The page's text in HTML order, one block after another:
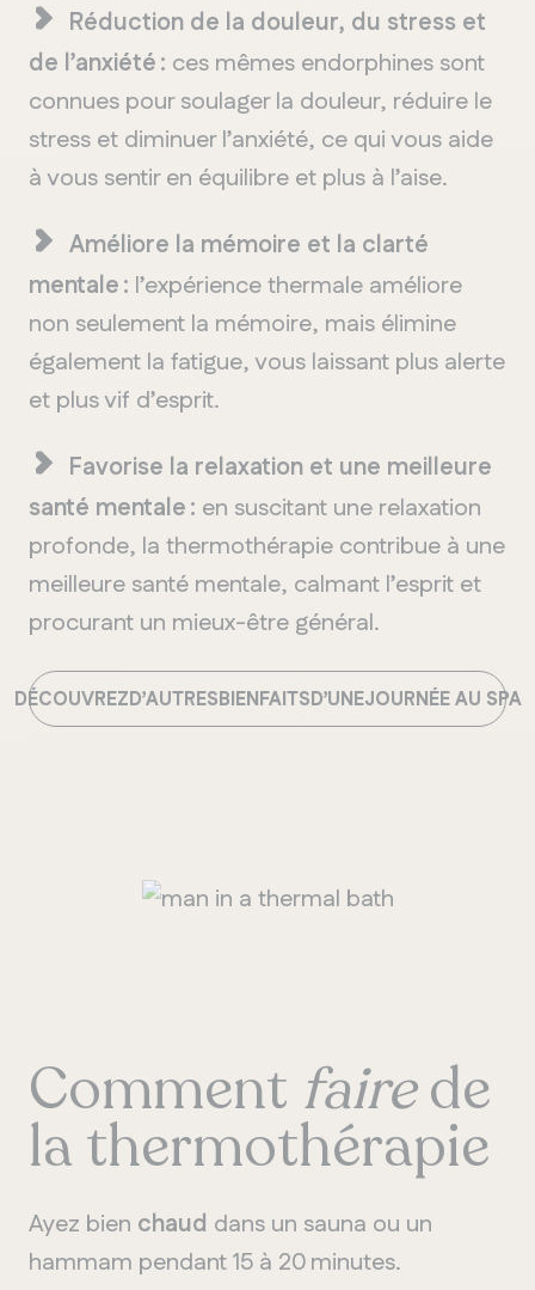
Réduction de la douleur, du stress et
de l’anxiété : ces mêmes endorphines sont
connues pour soulager la douleur, réduire le
stress et diminuer l’anxiété, ce qui vous aide
à vous sentir en équilibre et plus à l’aise.
Améliore la mémoire et la clarté
mentale : l’expérience thermale améliore
non seulement la mémoire, mais élimine
également la fatigue, vous laissant plus alerte
et plus vif d’esprit.
Favorise la relaxation et une meilleure
santé mentale : en suscitant une relaxation
profonde, la thermothérapie contribue à une
meilleure santé mentale, calmant l’esprit et
procurant un mieux-être général.
DÉCOUVREZD’AUTRESBIENFAITSD’UNEJOURNÉE AU SPA
Comment fairede
la thermothérapie
Ayez bien chaud dans un sauna ou un
hammam pendant 15 à 20 minutes.